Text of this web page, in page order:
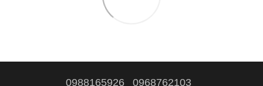
0988165926 0968762103